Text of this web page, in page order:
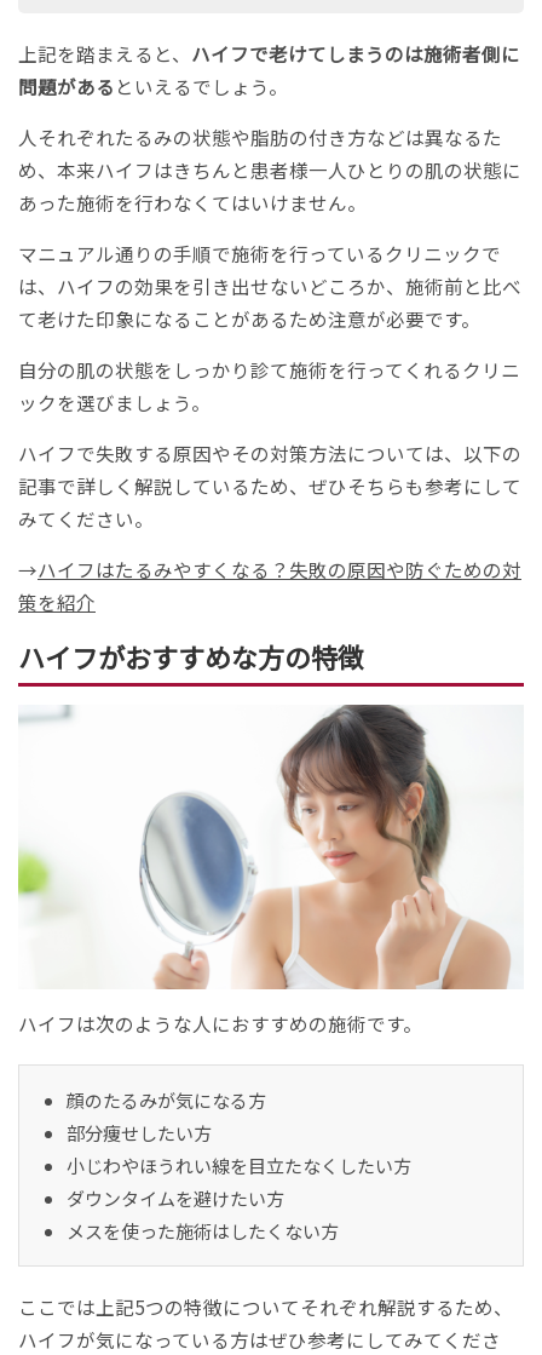
上記を踏まえると、 ハイフで老けてしまうのは施術者側に
問題がある といえるでしょう。
人それぞれたるみの状態や脂肪の付き方などは異なるた
め、本来ハイフはきちんと患者様一人ひとりの肌の状態に
あった施術を行わなくてはいけません。
マニュアル通りの手順で施術を行っているクリニックで
は、ハイフの効果を引き出せないどころか、施術前と比べ
て老けた印象になることがあるため注意が必要です。
自分の肌の状態をしっかり診て施術を行ってくれるクリニ
ックを選びましょう。
ハイフで失敗する原因やその対策方法については、以下の
記事で詳しく解説しているため、ぜひそちらも参考にして
みてください。
→ハイフはたるみやすくなる？失敗の原因や防ぐための対
策を紹介
ハイフがおすすめな方の特徴
ハイフは次のような人におすすめの施術です。
顔のたるみが気になる方
部分痩せしたい方
小じわやほうれい線を目立たなくしたい方
ダウンタイムを避けたい方
メスを使った施術はしたくない方
ここでは上記5つの特徴についてそれぞれ解説するため、
ハイフが気になっている方はぜひ参考にしてみてくださ